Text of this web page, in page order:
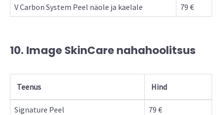
V Carbon System Peel näole ja kaelale 79 €
10. Image SkinCare nahahoolitsus
Teenus Hind
Signature Peel 79 €